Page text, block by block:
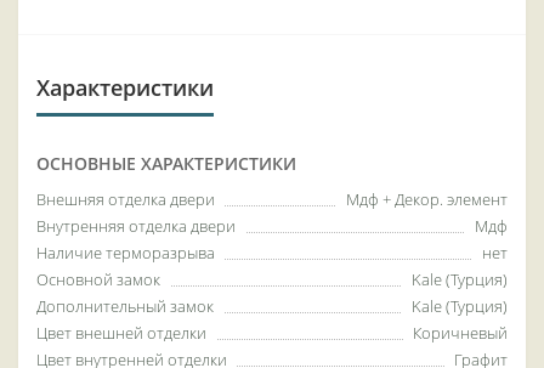
Характеристики
ОСНОВНЫЕ ХАРАКТЕРИСТИКИ
Внешняя отделка двери
Мдф + Декор. элемент
Внутренняя отделка двери
Мдф
Наличие терморазрыва
нет
Основной замок
Kale (Турция)
Дополнительный замок
Kale (Турция)
Цвет внешней отделки
Коричневый
Цвет внутренней отделки
Графит